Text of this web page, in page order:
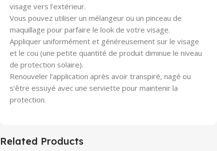
visage vers l’extérieur.
Vous pouvez utiliser un mélangeur ou un pinceau de
maquillage pour parfaire le look de votre visage.
Appliquer uniformément et généreusement sur le visage
et le cou (une petite quantité de produit diminue le niveau
de protection solaire).
Renouveler l’application après avoir transpiré, nagé ou
s’être essuyé avec une serviette pour maintenir la
protection.
Related Products